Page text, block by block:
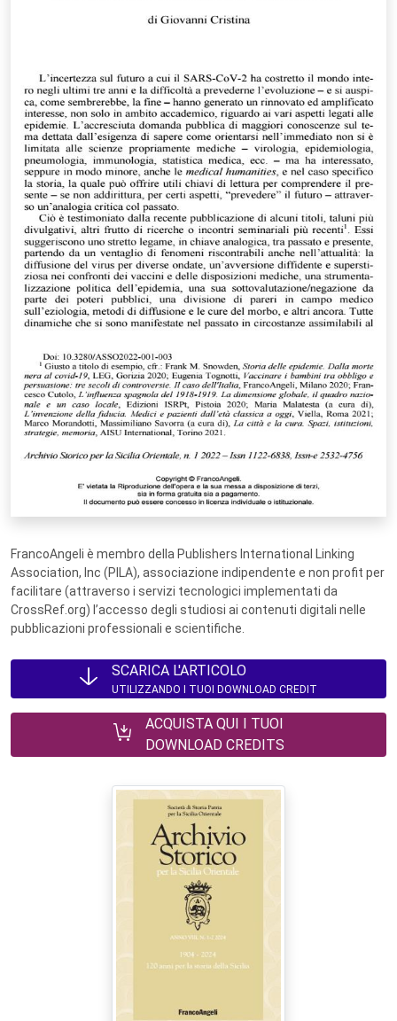
FrancoAngeli è membro della Publishers International Linking
Association, Inc (PILA), associazione indipendente e non profit per
facilitare (attraverso i servizi tecnologici implementati da
CrossRef.org) l’accesso degli studiosi ai contenuti digitali nelle
pubblicazioni professionali e scientifiche.
SCARICA L'ARTICOLO
UTILIZZANDO I TUOI DOWNLOAD CREDIT
ACQUISTA QUI I TUOI
DOWNLOAD CREDITS